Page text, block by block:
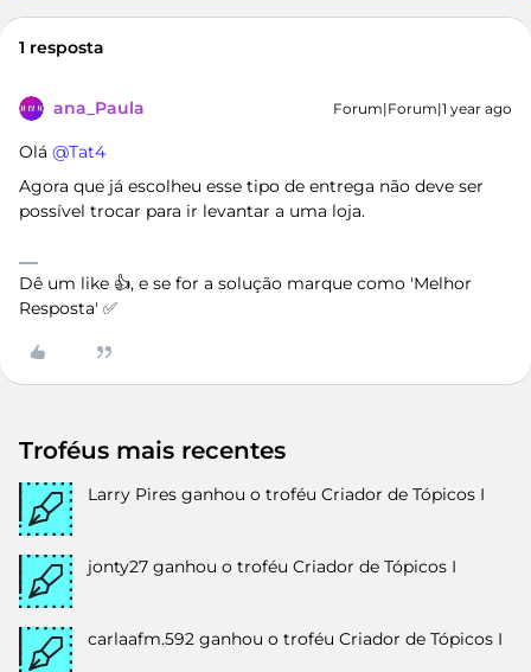
1 resposta
ana_Paula Forum|Forum|1 year ago
Olá ​ @Tat4
Agora que já escolheu esse tipo de entrega não deve ser
possível trocar para ir levantar a uma loja.
Dê um like 👍, e se for a solução marque como 'Melhor
Resposta' ✅
Troféus mais recentes
Larry Pires ganhou o troféu Criador de Tópicos I
jonty27 ganhou o troféu Criador de Tópicos I
carlaafm.592 ganhou o troféu Criador de Tópicos I